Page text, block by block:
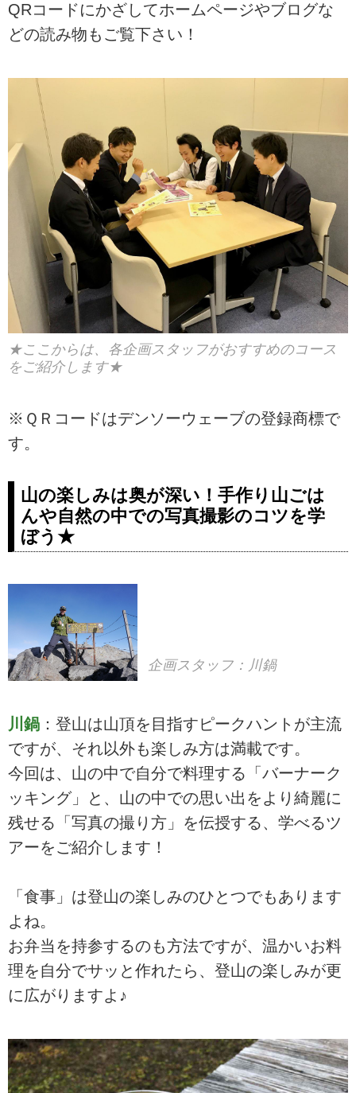
QRコードにかざしてホームページやブログな
どの読み物もご覧下さい！
★ここからは、各企画スタッフがおすすめのコース
をご紹介します★
※ＱＲコードはデンソーウェーブの登録商標で
す。
山の楽しみは奥が深い！手作り山ごは
んや自然の中での写真撮影のコツを学
ぼう★
企画スタッフ：川鍋
川鍋 ：登山は山頂を目指すピークハントが主流
ですが、それ以外も楽しみ方は満載です。
今回は、山の中で自分で料理する「バーナーク
ッキング」と、山の中での思い出をより綺麗に
残せる「写真の撮り方」を伝授する、学べるツ
アーをご紹介します！
「食事」は登山の楽しみのひとつでもあります
よね。
お弁当を持参するのも方法ですが、温かいお料
理を自分でサッと作れたら、登山の楽しみが更
に広がりますよ♪